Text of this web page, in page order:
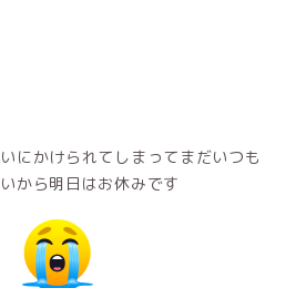
にかけられてしまってまだいつも
から明日はお休みです